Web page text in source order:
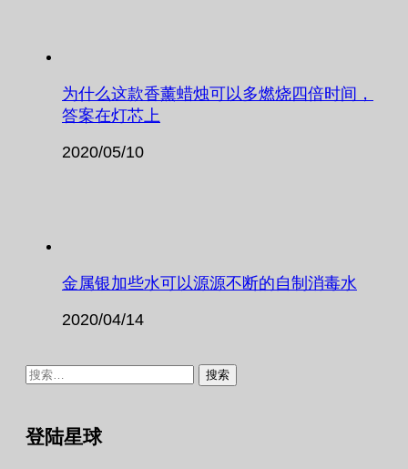
为什么这款香薰蜡烛可以多燃烧四倍时间，
答案在灯芯上
2020/05/10
金属银加些水可以源源不断的自制消毒水
2020/04/14
搜
登陆星球